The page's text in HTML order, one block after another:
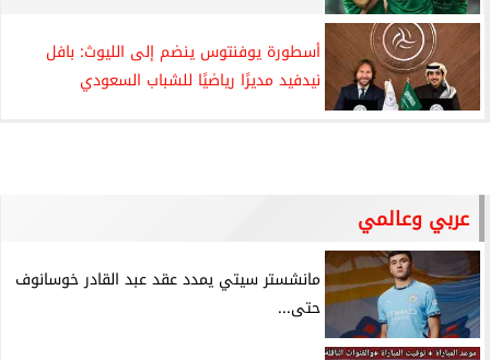
أسطورة يوفنتوس ينضم إلى الليوث: بافل
نيدفيد مديرًا رياضيًا للشباب السعودي
عربي وعالمي
مانشستر سيتي يمدد عقد عبد القادر خوسانوف
حتى...